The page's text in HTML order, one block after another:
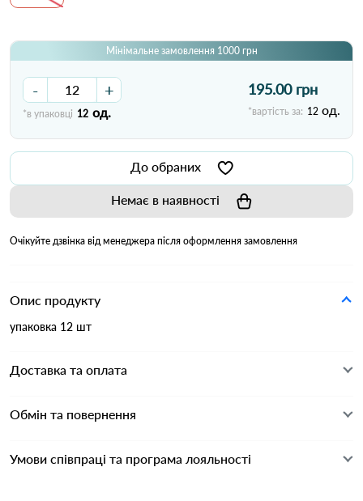
Мінімальне замовлення 1000 грн
- +
*в упаковці 12 од.
195.00 грн
*вартість за: 12 од.
До обраних
Немає в наявності
Очікуйте дзвінка від менеджера після оформлення замовлення
Опис продукту
упаковка 12 шт
Доставка та оплата
Обмін та повернення
Умови співпраці та програма лояльності